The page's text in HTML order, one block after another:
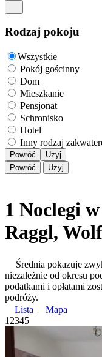
Rodzaj pokoju
Wszystkie
Pokój gościnny
Dom
Mieszkanie
Pensjonat
Schronisko
Hotel
Inny rodzaj
Powróć
Użyj
Powróć
Użyj
1 Noclegi
Raggl,
Średnia pokazuje
niezależnie od okresu
podatkami i opłatami
podróży.
Lista
Mapa
1 2345